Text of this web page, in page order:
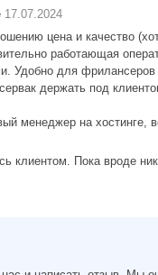
17.07.2024
цена и качество
работающая
Удобно для
держать под
менеджер на хостинге,
клиентом. Пока вроде